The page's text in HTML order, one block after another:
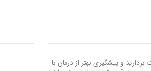
و پیشگیری بهتر از درمان با